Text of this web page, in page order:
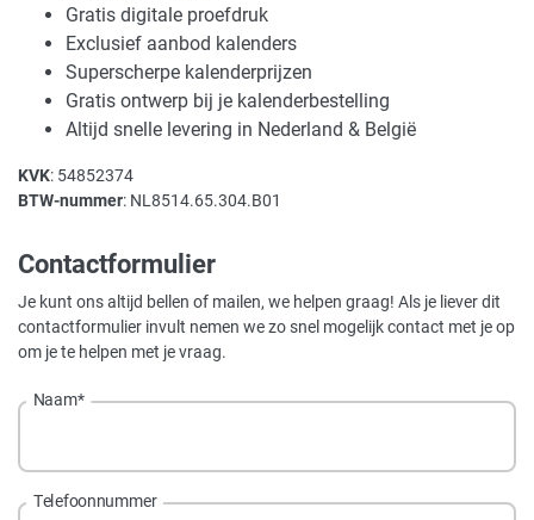
Gratis digitale proefdruk
Exclusief aanbod kalenders
Superscherpe kalenderprijzen
Gratis ontwerp bij je kalenderbestelling
Altijd snelle levering in Nederland & België
KVK: 54852374
BTW-nummer: NL8514.65.304.B01
Contactformulier
Je kunt ons altijd bellen of mailen, we helpen graag! Als je liever dit
contactformulier invult nemen we zo snel mogelijk contact met je op
om je te helpen met je vraag.
Naam*
Telefoonnummer